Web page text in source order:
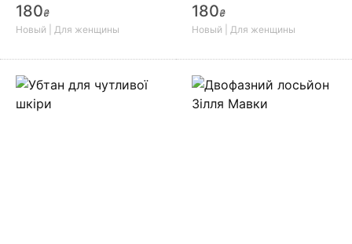
180₴
Новый | Для женщины
180₴
Новый | Для женщины